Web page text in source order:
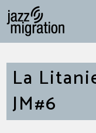
La
JM#6